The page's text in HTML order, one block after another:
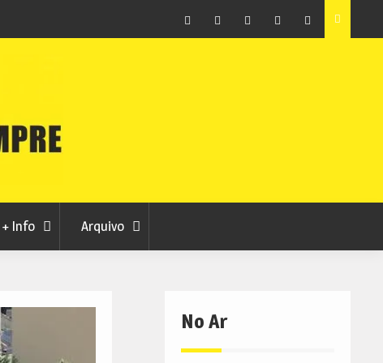
Covilhã avança com a desmaterialização do Arquivo
Municipal
+ Info Arquivo
No Ar